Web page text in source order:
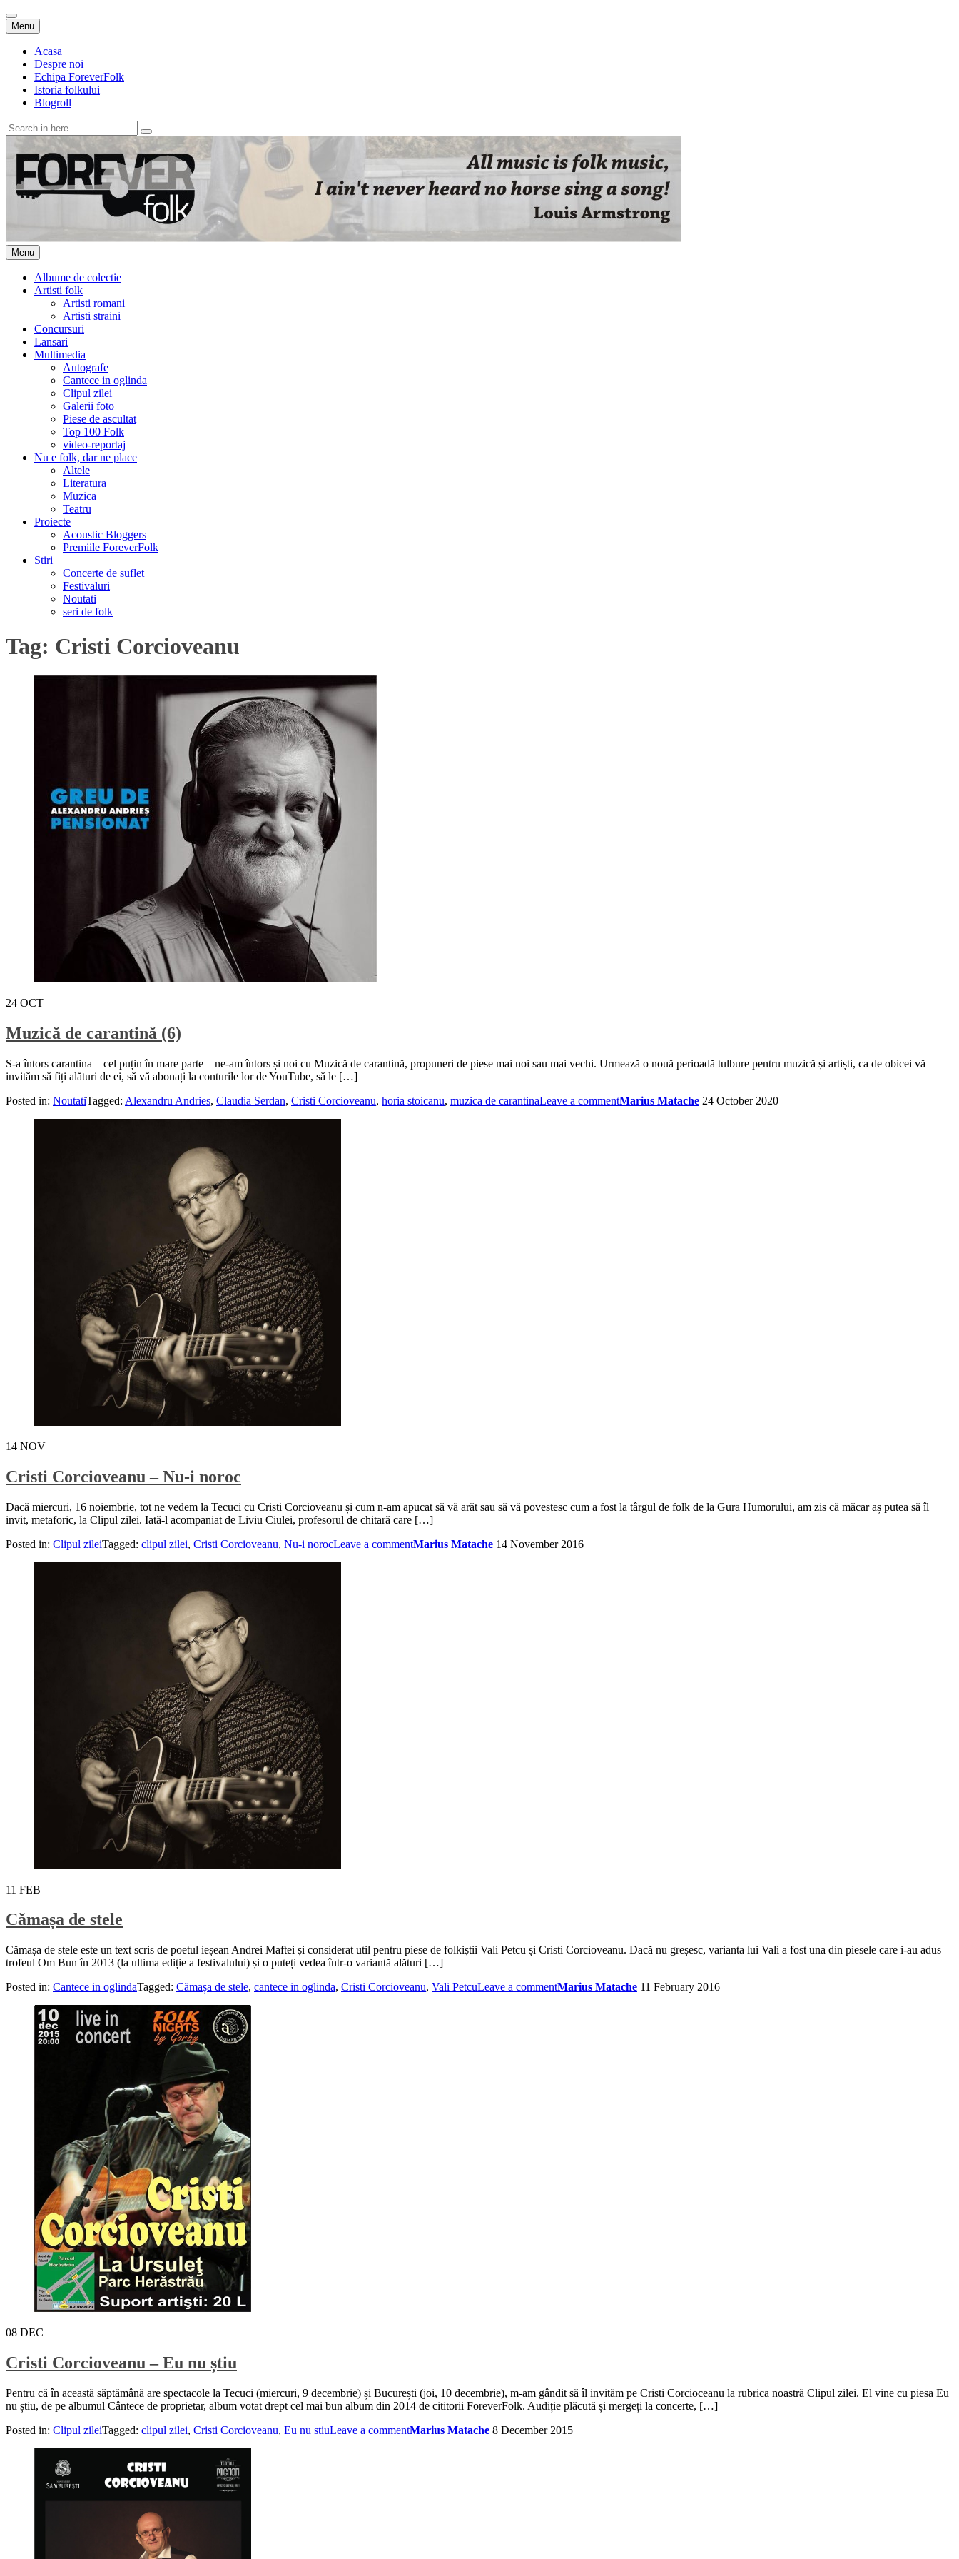
Menu Skip
to
content
Acasa
Despre noi
Echipa ForeverFolk
Istoria folkului
Blogroll
Search
for:
ForeverFolk
Muzica sufletului tau
Menu Skip
to
content
Albume de colectie
Artisti folk
Artisti romani
Artisti straini
Concursuri
Lansari
Multimedia
Autografe
Cantece in oglinda
Clipul zilei
Galerii foto
Piese de ascultat
Top 100 Folk
video-reportaj
Nu e folk, dar ne place
Altele
Literatura
Muzica
Teatru
Proiecte
Acoustic Bloggers
Premiile ForeverFolk
Stiri
Concerte de suflet
Festivaluri
Noutati
seri de folk
Tag: Cristi Corcioveanu
24 OCT
Muzică de carantină (6)
S-a întors carantina – cel puțin în mare parte – ne-am întors și noi cu Muzică de carantină, propuneri de piese mai noi sau mai vechi. Urmează o nouă perioadă tulbure pentru muzică și artiști, ca de obicei vă
invităm să fiți alături de ei, să vă abonați la conturile lor de YouTube, să le […]
Posted in: NoutatiTagged: Alexandru Andries, Claudia Serdan, Cristi Corcioveanu, horia stoicanu, muzica de carantinaLeave a commentMarius Matache 24 October 2020
14 NOV
Cristi Corcioveanu – Nu-i noroc
Dacă miercuri, 16 noiembrie, tot ne vedem la Tecuci cu Cristi Corcioveanu și cum n-am apucat să vă arăt sau să vă povestesc cum a fost la târgul de folk de la Gura Humorului, am zis că măcar aș putea să îl
invit, metaforic, la Clipul zilei. Iată-l acompaniat de Liviu Ciulei, profesorul de chitară care […]
Posted in: Clipul zileiTagged: clipul zilei, Cristi Corcioveanu, Nu-i norocLeave a commentMarius Matache 14 November 2016
11 FEB
Cămașa de stele
Cămașa de stele este un text scris de poetul ieșean Andrei Maftei și considerat util pentru piese de folkiștii Vali Petcu și Cristi Corcioveanu. Dacă nu greșesc, varianta lui Vali a fost una din piesele care i-au adus
trofeul Om Bun în 2013 (la ultima ediție a festivalului) și o puteți vedea într-o variantă alături […]
Posted in: Cantece in oglindaTagged: Cămașa de stele, cantece in oglinda, Cristi Corcioveanu, Vali PetcuLeave a commentMarius Matache 11 February 2016
08 DEC
Cristi Corcioveanu – Eu nu știu
Pentru că în această săptămână are spectacole la Tecuci (miercuri, 9 decembrie) și București (joi, 10 decembrie), m-am gândit să îl invităm pe Cristi Corcioceanu la rubrica noastră Clipul zilei. El vine cu piesa Eu
nu știu, de pe albumul Cântece de proprietar, album votat drept cel mai bun album din 2014 de cititorii ForeverFolk. Audiție plăcută și mergeți la concerte, […]
Posted in: Clipul zileiTagged: clipul zilei, Cristi Corcioveanu, Eu nu stiuLeave a commentMarius Matache 8 December 2015